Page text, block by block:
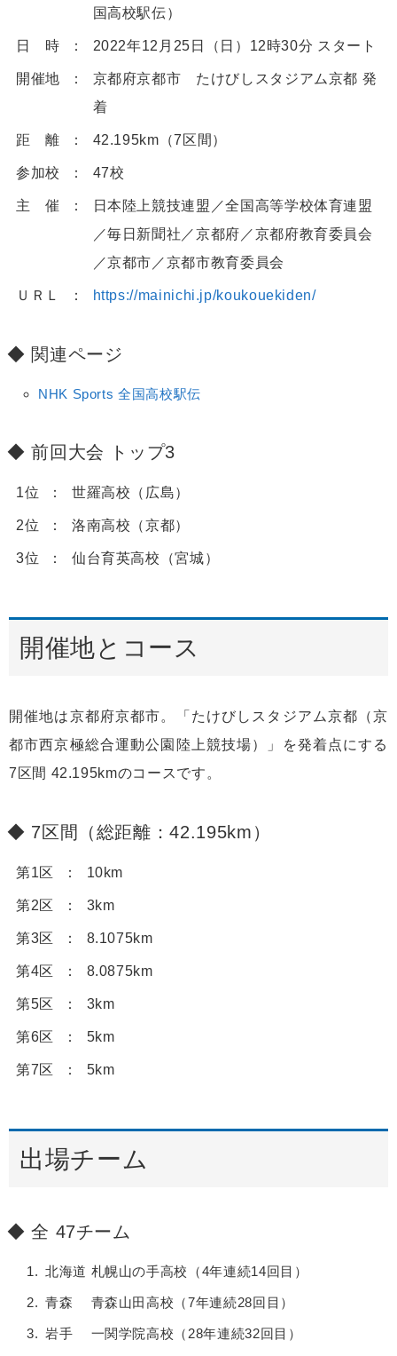
国高校駅伝）
日 時 2022年12月25日（日）12時30分 スタート
開催地
京都府京都市 たけびしスタジアム京都 発
着
距 離 42.195km（7区間）
参加校 47校
主 催
日本陸上競技連盟／全国高等学校体育連盟
／毎日新聞社／京都府／京都府教育委員会
／京都市／京都市教育委員会
ＵＲＬ https://mainichi.jp/koukouekiden/
関連ページ
NHK Sports 全国高校駅伝
前回大会 トップ3
1位 世羅高校（広島）
2位 洛南高校（京都）
3位 仙台育英高校（宮城）
開催地とコース
開催地は京都府京都市。「たけびしスタジアム京都（京
都市西京極総合運動公園陸上競技場）」を発着点にする
7区間 42.195kmのコースです。
7区間（総距離：42.195km）
第1区 10km
第2区 3km
第3区 8.1075km
第4区 8.0875km
第5区 3km
第6区 5km
第7区 5km
出場チーム
全 47チーム
北海道 札幌山の手高校（4年連続14回目）
青森 青森山田高校（7年連続28回目）
岩手 一関学院高校（28年連続32回目）